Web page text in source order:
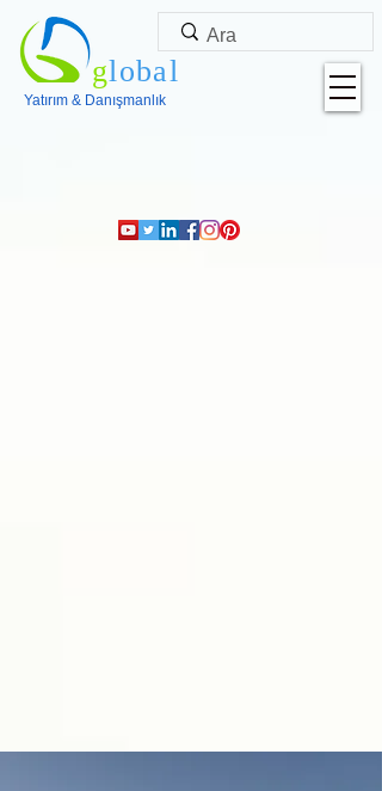
global
Yatırım & Danışmanlık